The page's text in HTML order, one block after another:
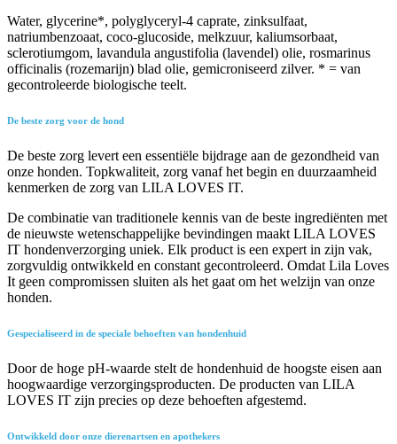
Water, glycerine*, polyglyceryl-4 caprate, zinksulfaat,
natriumbenzoaat, coco-glucoside, melkzuur, kaliumsorbaat,
sclerotiumgom, lavandula angustifolia (lavendel) olie, rosmarinus
officinalis (rozemarijn) blad olie, gemicroniseerd zilver. * = van
gecontroleerde biologische teelt.
De beste zorg voor de hond
De beste zorg levert een essentiële bijdrage aan de gezondheid van
onze honden. Topkwaliteit, zorg vanaf het begin en duurzaamheid
kenmerken de zorg van LILA LOVES IT.
De combinatie van traditionele kennis van de beste ingrediënten met
de nieuwste wetenschappelijke bevindingen maakt LILA LOVES
IT hondenverzorging uniek. Elk product is een expert in zijn vak,
zorgvuldig ontwikkeld en constant gecontroleerd. Omdat Lila Loves
It geen compromissen sluiten als het gaat om het welzijn van onze
honden.
Gespecialiseerd in de speciale behoeften van hondenhuid
Door de hoge pH-waarde stelt de hondenhuid de hoogste eisen aan
hoogwaardige verzorgingsproducten. De producten van LILA
LOVES IT zijn precies op deze behoeften afgestemd.
Ontwikkeld door onze dierenartsen en apothekers